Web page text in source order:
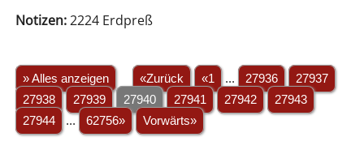
Notizen:2224 Erdpreß
» Alles anzeigen «Zurück «1 ... 27936
27937
27938
27939 27940 27941 27942
27943
27944
... 62756» Vorwärts»